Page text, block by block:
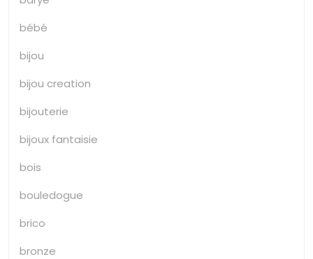
bébé
bijou
bijou creation
bijouterie
bijoux fantaisie
bois
bouledogue
brico
bronze